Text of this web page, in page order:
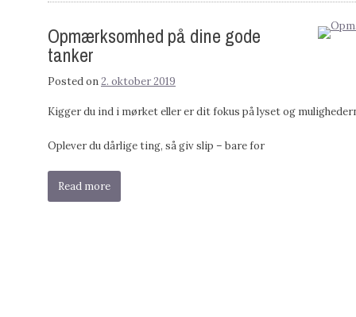
Opmærksomhed på dine gode
tanker
Posted on2. oktober 2019
Kigger du ind i mørket eller er dit fokus på lyset og
Oplever du dårlige ting, så giv slip – bare for
Read more